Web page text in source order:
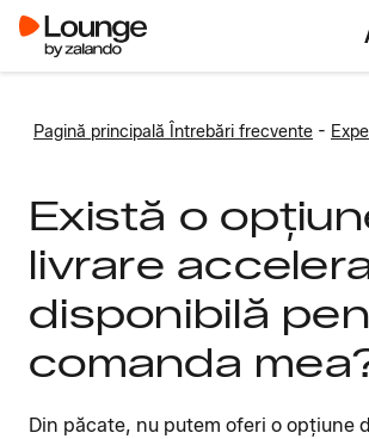
Pagină principală Întrebări frecvente -
Există o
livrare
disponibilă
comanda
Din păcate, nu putem oferi o opțiune